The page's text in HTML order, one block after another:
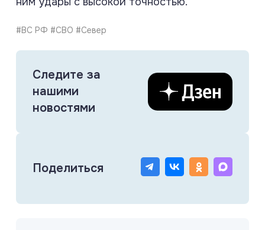
#ВС РФ #СВО #Север
Следите за
нашими
новостями
Поделиться